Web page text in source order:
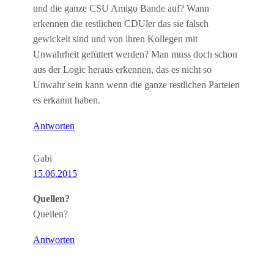
und die ganze CSU Amigo Bande auf? Wann
erkennen die restlichen CDUler das sie falsch
gewickelt sind und von ihren Kollegen mit
Unwahrheit gefüttert werden? Man muss doch schon
aus der Logic heraus erkennen, das es nicht so
Unwahr sein kann wenn die ganze restlichen Parteien
es erkannt haben.
Antworten
Gabi
15.06.2015
Quellen?
Quellen?
Antworten